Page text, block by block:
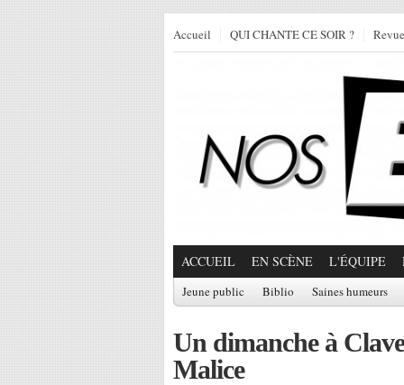
Accueil QUI CHANTE CE SOIR ?
ACCUEIL EN SCÈNE L'ÉQUIPE
Jeune public Biblio Saines humeurs
Un dimanche à
Malice